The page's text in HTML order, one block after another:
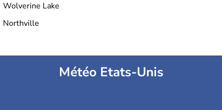
Wolverine Lake
Northville
Météo Etats-Unis